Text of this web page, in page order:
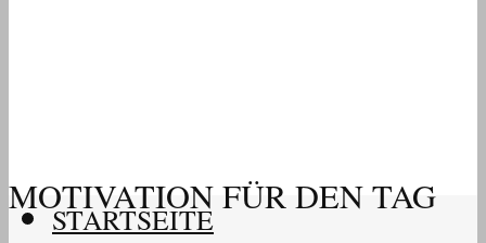
MOTIVATION FÜR DEN TAG
STARTSEITE